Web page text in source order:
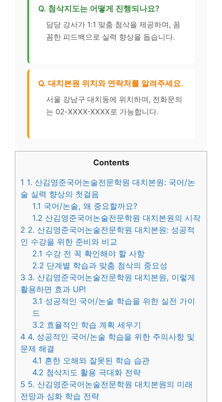
Q. 첨삭지도는 어떻게 진행되나요?
담당 강사가 1:1 맞춤 첨삭을 제공하며, 꼼
꼼한 피드백으로 실력 향상을 돕습니다.
Q. 대치본원 위치와 연락처를 알려주세요.
서울 강남구 대치동에 위치하며, 전화문의
는 02-XXXX-XXXX로 가능합니다.
Contents
1 1. 산김영준국어논술전문학원 대치본원: 국어/논
술 실력 향상의 첫걸음
1.1 국어/논술, 왜 중요할까요?
1.2 산김영준국어논술전문학원 대치본원의 시작
2 2. 산김영준국어논술전문학원 대치본원: 성공적
인 수강을 위한 준비와 비교
2.1 수강 전 꼭 확인해야 할 사항
2.2 단계별 학습과 맞춤 첨삭의 중요성
3 3. 산김영준국어논술전문학원 대치본원, 이렇게
활용하면 효과 UP!
3.1 성공적인 국어/논술 학습을 위한 실전 가이
드
3.2 효율적인 학습 계획 세우기
4 4. 성공적인 국어/논술 학습을 위한 주의사항 및
문제 해결
4.1 흔한 오해와 잘못된 학습 습관
4.2 첨삭지도 활용 극대화 전략
5 5. 산김영준국어논술전문학원 대치본원의 미래
전망과 심화 학습 전략